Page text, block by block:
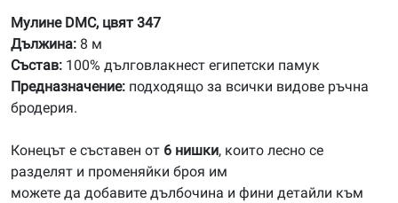
Мулине DMC, цвят 347
Дължина: 8 м
Състав: 100% дълговлакнест египетски памук
Предназначение: подходящо за всички видове ръчна
бродерия.
Конецът е съставен от 6 нишки, които лесно се
разделят и променяйки броя им
можете да добавите дълбочина и фини детайли към